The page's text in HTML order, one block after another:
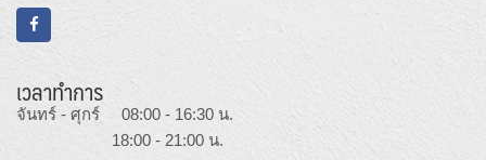
เวลาทำการ
จันทร์ - ศุกร์ 08:00 - 16:30 น.
18:00 - 21:00 น.